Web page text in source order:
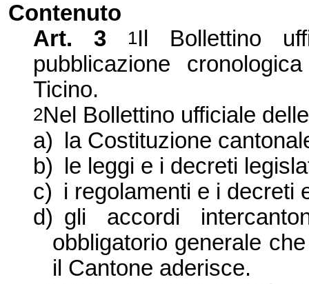
Contenuto
Art. 3
1Il Bollettino
pubblicazione
Ticino.
2Nel Bollettino ufficiale
a)
la Costituzione
b)
le leggi e i decreti
c) i regolamenti e i decreti
d) gli accordi
obbligatorio generale
il Cantone aderisce.